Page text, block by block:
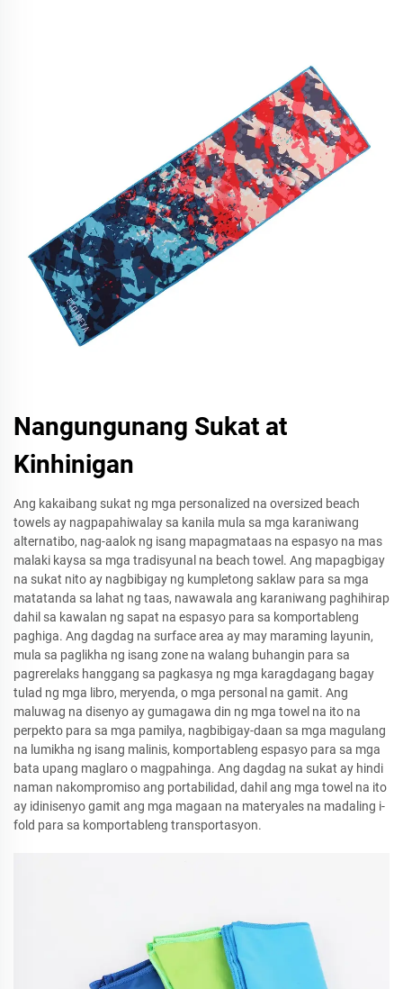
Nangungunang Sukat at
Kinhinigan
Ang kakaibang sukat ng mga personalized na oversized beach
towels ay nagpapahiwalay sa kanila mula sa mga karaniwang
alternatibo, nag-aalok ng isang mapagmataas na espasyo na mas
malaki kaysa sa mga tradisyunal na beach towel. Ang mapagbigay
na sukat nito ay nagbibigay ng kumpletong saklaw para sa mga
matatanda sa lahat ng taas, nawawala ang karaniwang paghihirap
dahil sa kawalan ng sapat na espasyo para sa komportableng
paghiga. Ang dagdag na surface area ay may maraming layunin,
mula sa paglikha ng isang zone na walang buhangin para sa
pagrerelaks hanggang sa pagkasya ng mga karagdagang bagay
tulad ng mga libro, meryenda, o mga personal na gamit. Ang
maluwag na disenyo ay gumagawa din ng mga towel na ito na
perpekto para sa mga pamilya, nagbibigay-daan sa mga magulang
na lumikha ng isang malinis, komportableng espasyo para sa mga
bata upang maglaro o magpahinga. Ang dagdag na sukat ay hindi
naman nakompromiso ang portabilidad, dahil ang mga towel na ito
ay idinisenyo gamit ang mga magaan na materyales na madaling i-
fold para sa komportableng transportasyon.